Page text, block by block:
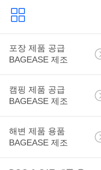
요
사
이
트
맵
PRIVACY
POLICY
포장 제품 공급
BAGEASE 제조
캠핑 제품 공급
BAGEASE 제조
해변 제품 용품
BAGEASE 제조